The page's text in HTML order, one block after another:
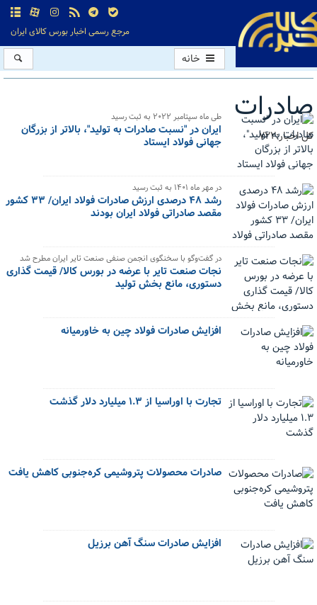
مرجع رسمی اخبار بورس کالای ایران
خانه
صادرات
کل اخبار:722
طی ماه سپتامبر ۲۰۲۲ به ثبت رسید
ایران در "نسبت صادرات به تولید"، بالاتر از بزرگان
جهانی فولاد ایستاد
در مهر ماه ۱۴۰۱ به ثبت رسید
رشد ۴۸ درصدی ارزش صادرات فولاد ایران/ ۳۳ کشور
مقصد صادراتی فولاد ایران بودند
در گفت‌وگو با سخنگوی انجمن صنفی صنعت تایر ایران مطرح شد
نجات صنعت تایر با عرضه در بورس کالا/ قیمت گذاری
دستوری، مانع بخش تولید
افزایش صادرات فولاد چین به خاورمیانه
تجارت با اوراسیا از ۱.۳ میلیارد دلار گذشت
صادرات محصولات پتروشیمی کره‌جنوبی کاهش یافت
افزایش صادرات سنگ آهن برزیل